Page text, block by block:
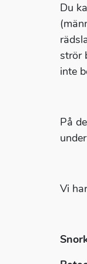
Du
strör
inte
På
Vi